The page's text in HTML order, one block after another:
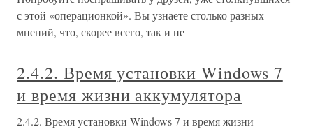
с этой «операционкой». Вы узнаете столько разных
мнений, что, скорее всего, так и не
2.4.2. Время установки Windows 7
и время жизни аккумулятора
2.4.2. Время установки Windows 7 и время жизни